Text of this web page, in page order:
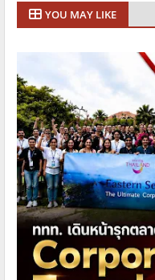
YOU MAY LIKE